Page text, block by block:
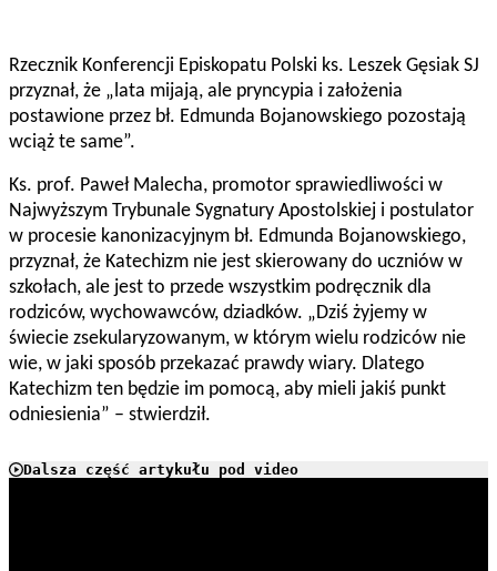
Rzecznik Konferencji Episkopatu Polski ks. Leszek Gęsiak SJ
przyznał, że „lata mijają, ale pryncypia i założenia
postawione przez bł. Edmunda Bojanowskiego pozostają
wciąż te same”.
Ks. prof. Paweł Malecha, promotor sprawiedliwości w
Najwyższym Trybunale Sygnatury Apostolskiej i postulator
w procesie kanonizacyjnym bł. Edmunda Bojanowskiego,
przyznał, że Katechizm nie jest skierowany do uczniów w
szkołach, ale jest to przede wszystkim podręcznik dla
rodziców, wychowawców, dziadków. „Dziś żyjemy w
świecie zsekularyzowanym, w którym wielu rodziców nie
wie, w jaki sposób przekazać prawdy wiary. Dlatego
Katechizm ten będzie im pomocą, aby mieli jakiś punkt
odniesienia” – stwierdził.
Dalsza część artykułu pod video